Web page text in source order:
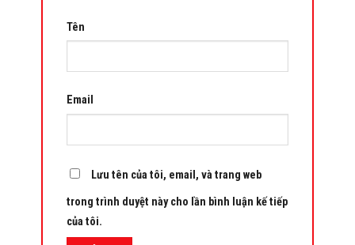
Tên
Email
Lưu tên của tôi, email, và trang web
trong trình duyệt này cho lần bình luận kế tiếp
của tôi.